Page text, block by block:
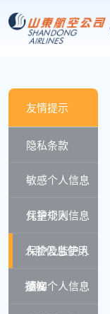
友情提示
隐私条款
敏感个人信息
保护规则
儿童个人信息
保护及监护人
须知
人脸信息使用
授权
旅客个人信息